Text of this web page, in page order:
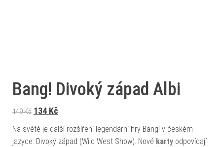
Bang! Divoký západ Albi
149Kč Původní cena byla: 149 Kč.
134 Kč
Na světě je další rozšíření legendární hry Bang! v českém
jazyce: Divoký západ (Wild West Show). Nové karty odpovídají